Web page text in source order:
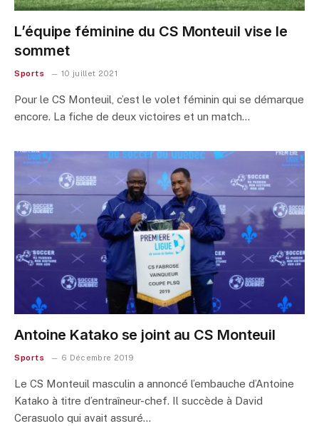
L’équipe féminine du CS Monteuil vise le
sommet
Sports 10 juillet 2021
Pour le CS Monteuil, c’est le volet féminin qui se démarque
encore. La fiche de deux victoires et un match…
Antoine Katako se joint au CS Monteuil
Sports 6 Décembre 2019
Le CS Monteuil masculin a annoncé l’embauche d’Antoine
Katako à titre d’entraîneur-chef. Il succède à David
Cerasuolo qui avait assuré…